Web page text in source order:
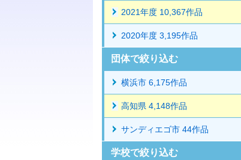
2021年度 10,367作品
2020年度 3,195作品
団体で絞り込む
横浜市 6,175作品
高知県 4,148作品
サンディエゴ市 44作品
学校で絞り込む